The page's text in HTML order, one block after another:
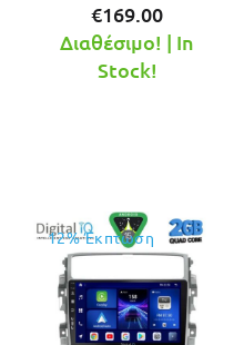
was:
€169.00
τρέχουσα
Διαθέσιμο! | In
Stock!
12% Έκπτωση